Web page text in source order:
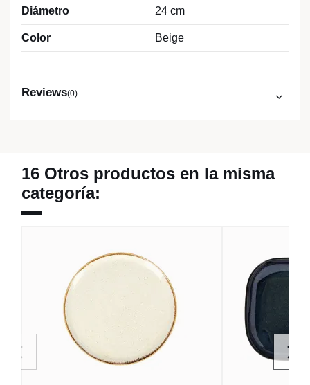
Diámetro 24 cm
Color Beige
Reviews(0)
16 Otros productos en la misma
categoría: